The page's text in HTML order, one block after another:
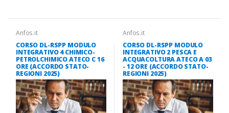
Anfos.it
CORSO DL-RSPP MODULO
INTEGRATIVO 4 CHIMICO-
PETROLCHIMICO ATECO C 16
ORE (ACCORDO STATO-
REGIONI 2025)
Anfos.it
CORSO DL-RSPP MODULO
INTEGRATIVO 2 PESCA E
ACQUACOLTURA ATECO A 03
- 12 ORE (ACCORDO STATO-
REGIONI 2025)